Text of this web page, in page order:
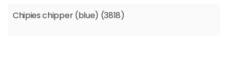
Chipies chipper (blue) (3818)